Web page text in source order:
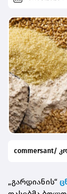
commersant/
„გარდიანის“